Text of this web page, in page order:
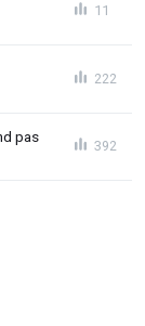
11
222
pas
392